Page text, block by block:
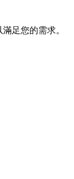
足您的需求。